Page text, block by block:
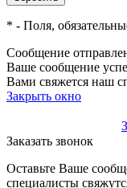
* - Поля,
Сообщение
Ваше сообщение
Вами свяжется наш
Закрыть окно
Заказать звонок
Оставьте Ваше
специалисты